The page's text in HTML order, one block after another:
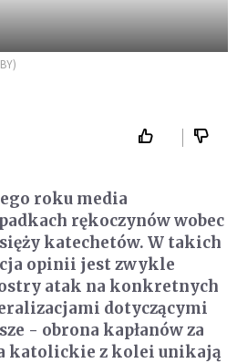
roku media
rękoczynów wobec
katechetów. W takich
opinii jest zwykle
atak na konkretnych
dotyczącymi
- obrona kapłanów za
katolickie z kolei unikają